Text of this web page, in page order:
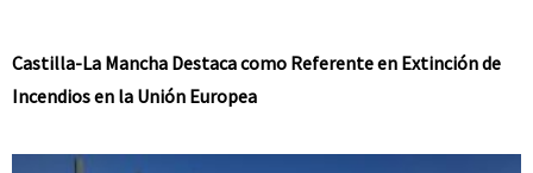
Castilla-La Mancha Destaca como Referente en Extinción de
Incendios en la Unión Europea